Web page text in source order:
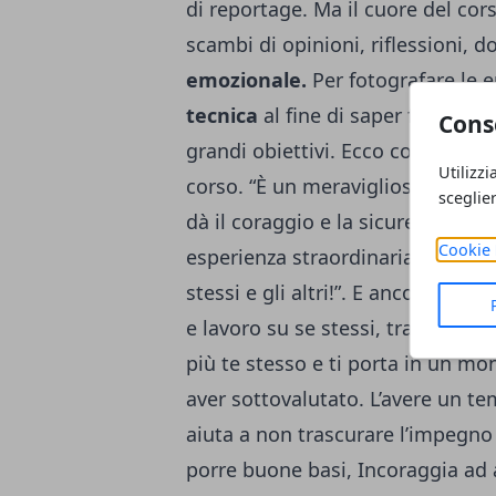
Cookie
di reportage. Ma il cuore del
scambi di opinioni, riflessioni,
emozionale. Per fotografare le
tecnica al fine di saper
grandi obiettivi. Ecco cosa
corso. “È un meraviglioso
dà il coraggio e la sicurezza nel
esperienza straordinaria che
stessi e gli altri!”. E ancora “Ti
e lavoro su se stessi, tra
più te stesso e ti porta in un
aver sottovalutato. L’avere un
aiuta a non trascurare
porre buone basi, Incoraggia